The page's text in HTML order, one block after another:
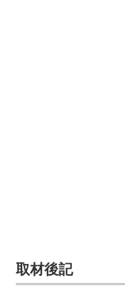
取材後記